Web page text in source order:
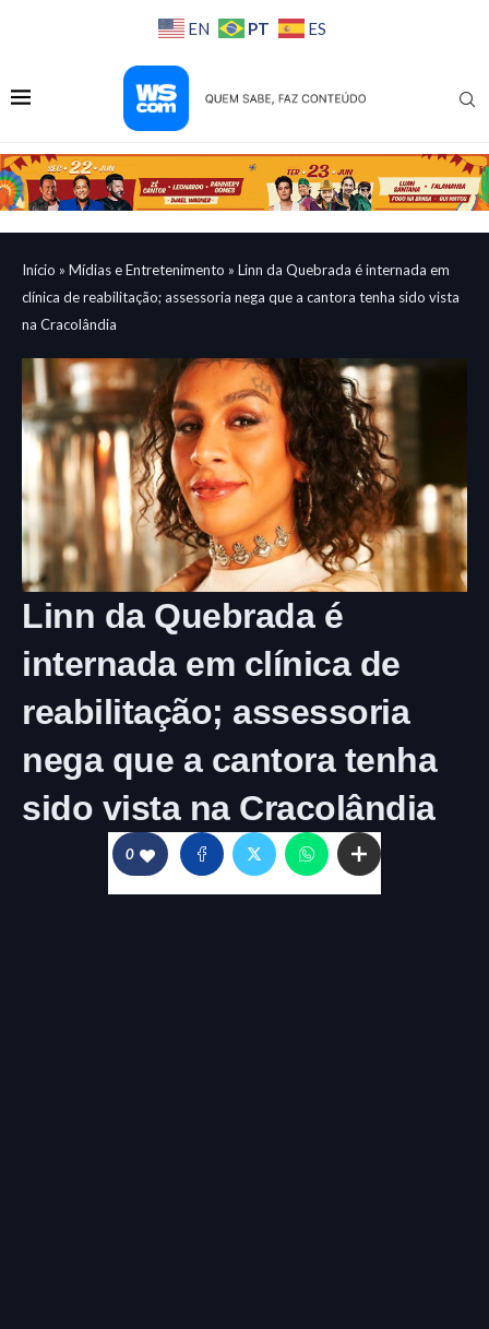
EN PT ES
Início » Mídias e Entretenimento » Linn da Quebrada é internada em
clínica de reabilitação; assessoria nega que a cantora tenha sido vista
na Cracolândia
Linn da Quebrada é
internada em clínica de
reabilitação; assessoria
nega que a cantora tenha
sido vista na Cracolândia
0